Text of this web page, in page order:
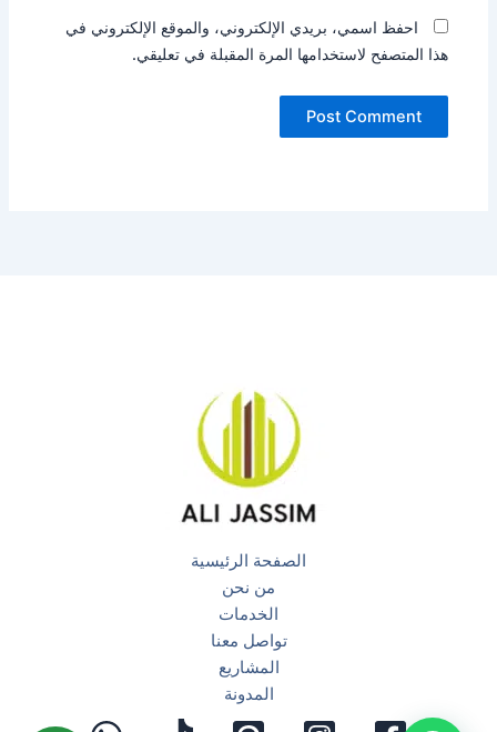
احفظ اسمي، بريدي الإلكتروني، والموقع الإلكتروني في
هذا المتصفح لاستخدامها المرة المقبلة في تعليقي.
الصفحة الرئيسية
من نحن
الخدمات
تواصل معنا
المشاريع
المدونة